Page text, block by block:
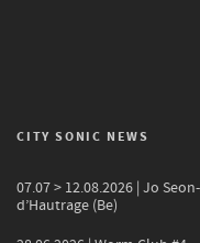
CITY SONIC NEWS
07.07 > 12.08.2026 | Jo
d’Hautrage (Be)